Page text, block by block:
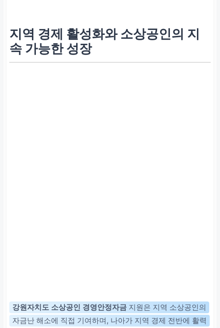
지역 경제 활성화와 소상공인의 지
속 가능한 성장
강원자치도 소상공인 경영안정자금 지원은 지역 소상공인의
자금난 해소에 직접 기여하며, 나아가 지역 경제 전반에 활력